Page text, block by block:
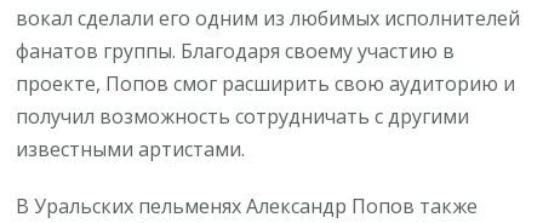
вокал сделали его одним из любимых исполнителей
фанатов группы. Благодаря своему участию в
проекте, Попов смог расширить свою аудиторию и
получил возможность сотрудничать с другими
известными артистами.
В Уральских пельменях Александр Попов также